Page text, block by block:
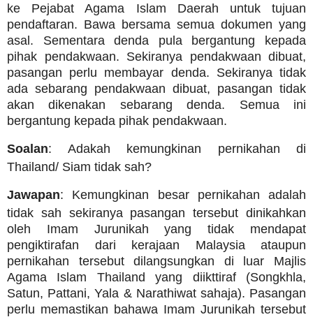
ke Pejabat Agama Islam Daerah untuk tujuan
pendaftaran. Bawa bersama semua dokumen yang
asal. Sementara denda pula bergantung kepada
pihak pendakwaan. Sekiranya pendakwaan dibuat,
pasangan perlu membayar denda. Sekiranya tidak
ada sebarang pendakwaan dibuat, pasangan tidak
akan dikenakan sebarang denda. Semua ini
bergantung kepada pihak pendakwaan.
Soalan: Adakah kemungkinan pernikahan di
Thailand/ Siam tidak sah?
Jawapan: Kemungkinan besar pernikahan adalah
tidak sah sekiranya pasangan tersebut dinikahkan
oleh Imam Jurunikah yang tidak mendapat
pengiktirafan dari kerajaan Malaysia ataupun
pernikahan tersebut dilangsungkan di luar Majlis
Agama Islam Thailand yang diikttiraf (Songkhla,
Satun, Pattani, Yala & Narathiwat sahaja). Pasangan
perlu memastikan bahawa Imam Jurunikah tersebut